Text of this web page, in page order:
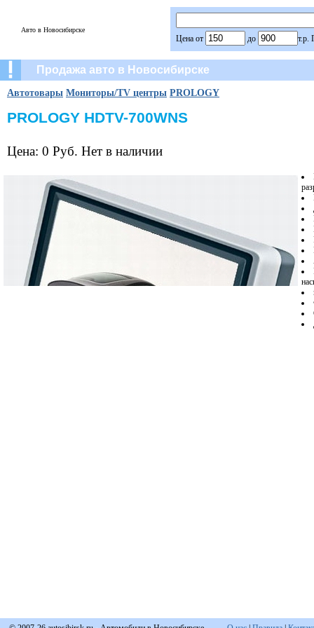
Авто в Новосибирске
Цена от до т.р.
Продажа авто в Новосибирске
Автотовары Мониторы/TV центры PROLOGY
PROLOGY HDTV-700WNS
Цена: 0 Руб. Нет в наличии